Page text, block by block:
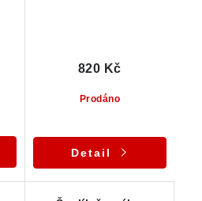
Prodáno
820 Kč
Detail